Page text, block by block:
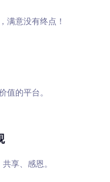
满意没有终点！
值的平台。
享、感恩。